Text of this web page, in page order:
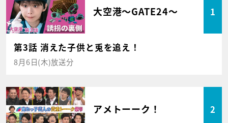
大空港～GATE24～ 1
第3話 消えた子供と兎を追え！
8月6日(木)放送分
アメトーーク！ 2